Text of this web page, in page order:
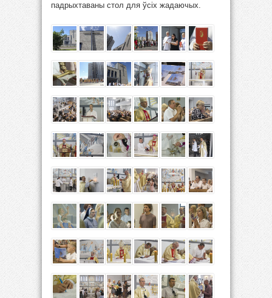
падрыхтаваны стол для ўсіх жадаючых.